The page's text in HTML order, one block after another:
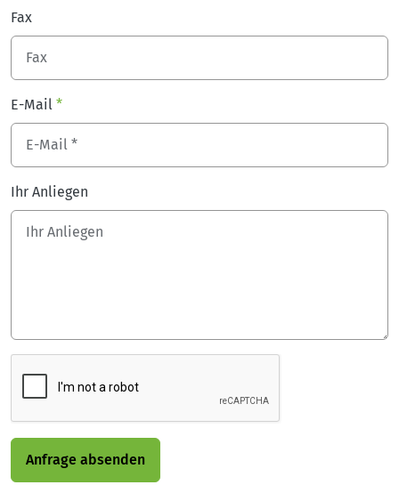
Fax
E-Mail *
Ihr Anliegen
Anfrage absenden